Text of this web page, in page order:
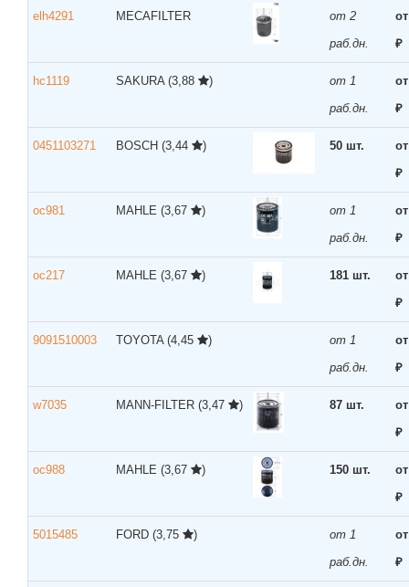
elh4291 MECAFILTER
от 2
раб.дн.
₽
hc1119 SAKURA (3,88 )
от 1
раб.дн.
₽
0451103271 BOSCH (3,44 ) 50 шт.
₽
oc981 MAHLE (3,67 )
от 1
раб.дн.
₽
oc217 MAHLE (3,67 ) 181 шт.
₽
9091510003 TOYOTA (4,45 )
от 1
раб.дн.
₽
w7035 MANN-FILTER (3,47 ) 87 шт.
₽
oc988 MAHLE (3,67 ) 150 шт.
₽
5015485 FORD (3,75 )
от 1
раб.дн.
₽